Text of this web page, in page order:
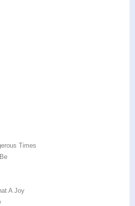
Times
A Joy